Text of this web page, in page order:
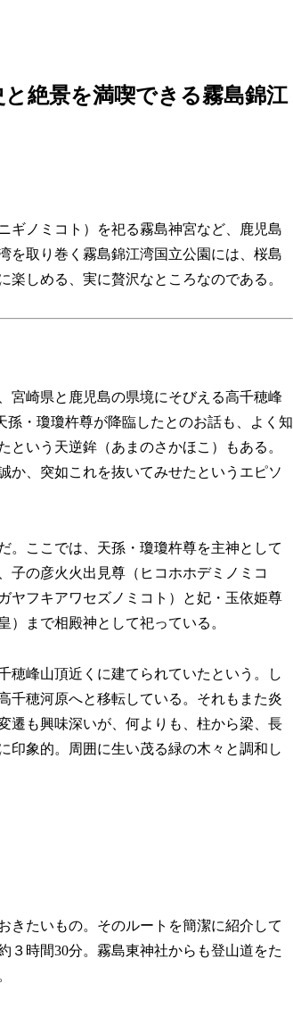
絶景を満喫できる霧島錦江
ギノミコト）を祀る霧島神宮など、鹿児島
を取り巻く霧島錦江湾国立公園には、桜島
しめる、実に贅沢なところなのである。
崎県と鹿児島の県境にそびえる高千穂峰
孫・瓊瓊杵尊が降臨したとのお話も、よく知
いう天逆鉾（あまのさかほこ）もある。
か、突如これを抜いてみせたというエピソ
ここでは、天孫・瓊瓊杵尊を主神として
子の彦火火出見尊（ヒコホホデミノミコ
ヤフキアワセズノミコト）と妃・玉依姫尊
）まで相殿神として祀っている。
峰山頂近くに建てられていたという。し
千穂河原へと移転している。それもまた炎
遷も興味深いが、何よりも、柱から梁、長
印象的。周囲に生い茂る緑の木々と調和し
たいもの。そのルートを簡潔に紹介して
３時間30分。霧島東神社からも登山道をた